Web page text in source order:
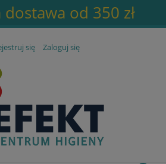
od 350 zł
się Zaloguj się